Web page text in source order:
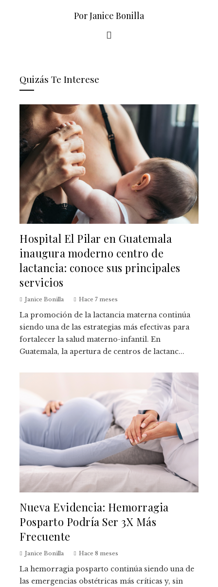
Por Janice Bonilla
Quizás Te Interese
Hospital El Pilar en Guatemala
inaugura moderno centro de
lactancia: conoce sus principales
servicios
Janice Bonilla Hace 7 meses
La promoción de la lactancia materna continúa
siendo una de las estrategias más efectivas para
fortalecer la salud materno-infantil. En
Guatemala, la apertura de centros de lactanc...
Nueva Evidencia: Hemorragia
Posparto Podría Ser 3X Más
Frecuente
Janice Bonilla Hace 8 meses
La hemorragia posparto continúa siendo una de
las emergencias obstétricas más críticas y, sin